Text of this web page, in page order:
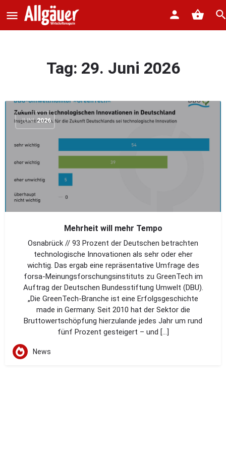
Tag: 29. Juni 2026
JUNI 2026
Mehrheit will mehr Tempo
Osnabrück // 93 Prozent der Deutschen betrachten
technologische Innovationen als sehr oder eher
wichtig. Das ergab eine repräsentative Umfrage des
forsa-Meinungsforschungsinstituts zu GreenTech im
Auftrag der Deutschen Bundesstiftung Umwelt (DBU).
„Die GreenTech-Branche ist eine Erfolgsgeschichte
made in Germany. Seit 2010 hat der Sektor die
Bruttowertschöpfung hierzulande jedes Jahr um rund
fünf Prozent gesteigert – und […]
News